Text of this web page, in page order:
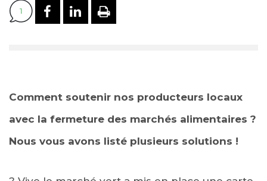
1 PARTAGER SUR FACEBOOK
PARTAGER SUR
IMPRIMER
Comment soutenir nos producteurs locaux
avec la fermeture des marchés alimentaires ?
Nous vous avons listé plusieurs solutions !